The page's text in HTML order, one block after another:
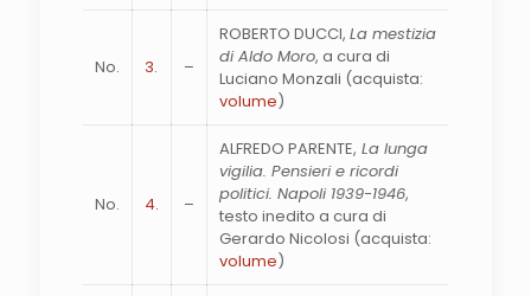
No. 3. –
ROBERTO DUCCI, La mestizia
di Aldo Moro, a cura di
Luciano Monzali (acquista:
volume)
No. 4. –
ALFREDO PARENTE, La lunga
vigilia. Pensieri e ricordi
politici. Napoli 1939-1946,
testo inedito a cura di
Gerardo Nicolosi (acquista:
volume)